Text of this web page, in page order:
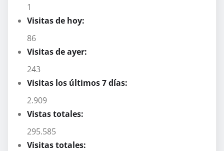
1
Visitas de hoy:
86
Visitas de ayer:
243
Visitas los últimos 7 días:
2.909
Vistas totales:
295.585
Visitas totales: